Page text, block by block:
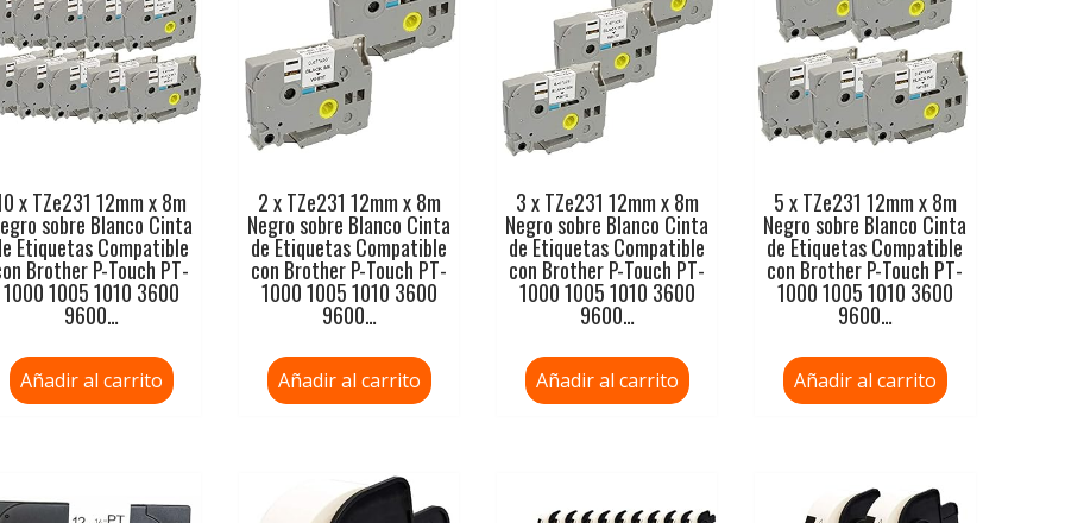
x TZe231 12mm x 8m
sobre Blanco Cinta
Etiquetas Compatible
Brother P-Touch PT-
1000 1005 1010 3600
9600…
Añadir al carrito
2 x TZe231 12mm x 8m
Negro sobre Blanco Cinta
de Etiquetas Compatible
con Brother P-Touch PT-
1000 1005 1010 3600
9600…
Añadir al carrito
3 x TZe231 12mm x 8m
Negro sobre Blanco Cinta
de Etiquetas Compatible
con Brother P-Touch PT-
1000 1005 1010 3600
9600…
Añadir al carrito
5 x TZe231 12mm x 8m
Negro sobre Blanco Cinta
de Etiquetas Compatible
con Brother P-Touch PT-
1000 1005 1010 3600
9600…
Añadir al carrito